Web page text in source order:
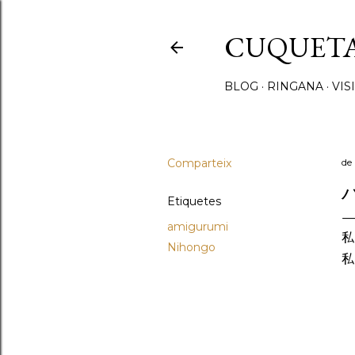
BLOG RINGANA
Comparteix
Etiquetes
amigurumi
Nihongo
de